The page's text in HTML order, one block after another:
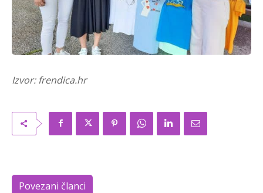
Izvor: frendica.hr
Povezani članci